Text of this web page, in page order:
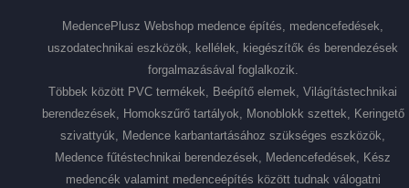
MedencePlusz Webshop medence építés, medencefedések,
uszodatechnikai eszközök, kellélek, kiegészítők és berendezések
forgalmazásával foglalkozik.
Többek között PVC termékek, Beépítő elemek, Világítástechnikai
berendezések, Homokszűrő tartályok, Monoblokk szettek, Keringető
szivattyúk, Medence karbantartásához szükséges eszközök,
Medence fűtéstechnikai berendezések, Medencefedések, Kész
medencék valamint medenceépítés között tudnak válogatni